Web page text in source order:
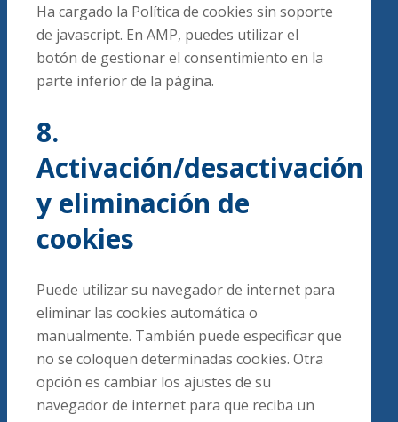
Ha cargado la Política de cookies sin soporte
de javascript. En AMP, puedes utilizar el
botón de gestionar el consentimiento en la
parte inferior de la página.
8.
Activación/desactivación
y eliminación de
cookies
Puede utilizar su navegador de internet para
eliminar las cookies automática o
manualmente. También puede especificar que
no se coloquen determinadas cookies. Otra
opción es cambiar los ajustes de su
navegador de internet para que reciba un